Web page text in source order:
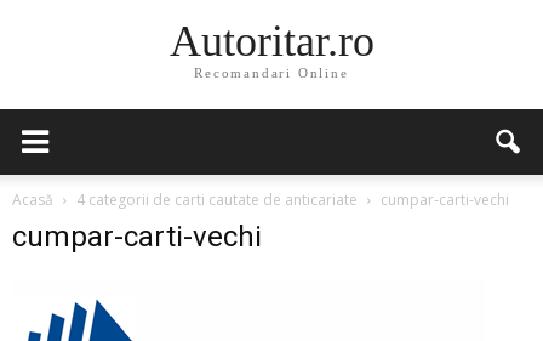
Autoritar.ro
Recomandari Online
Acasă 4 categorii de carti cautate de anticariate cumpar-carti-vechi
cumpar-carti-vechi